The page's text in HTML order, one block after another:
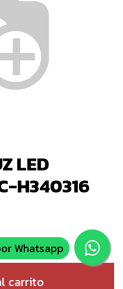
LED
H340316
carrito
Whatsapp